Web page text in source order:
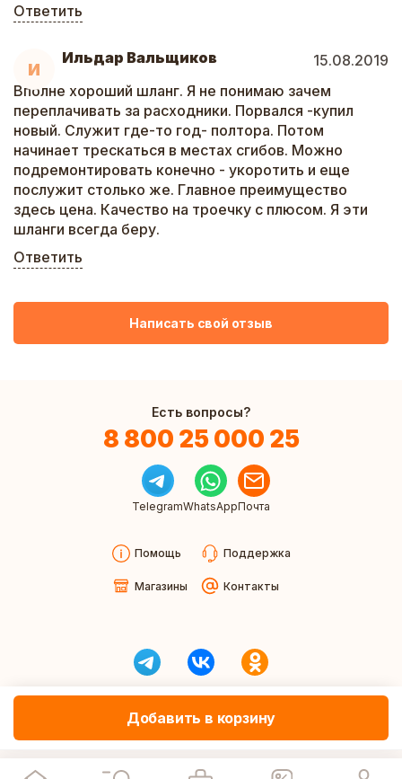
Добавить в корзину
Ответить
И
Ильдар Вальщиков
15.08.2019
Вполне хороший шланг. Я не понимаю зачем
переплачивать за расходники. Порвался -купил
новый. Служит где-то год- полтора. Потом
начинает трескаться в местах сгибов. Можно
подремонтировать конечно - укоротить и еще
послужит столько же. Главное преимущество
здесь цена. Качество на троечку с плюсом. Я эти
шланги всегда беру.
Ответить
Написать свой отзыв
Есть вопросы?
8 800 25 000 25
TelegramWhatsAppПочта
Помощь Поддержка
Магазины Контакты